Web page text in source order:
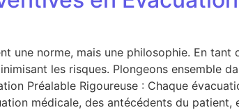
une norme, mais une philosophie. En
les risques. Plongeons ensemble
Préalable Rigoureuse : Chaque
médicale, des antécédents du